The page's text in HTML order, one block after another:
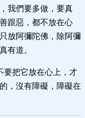
我們要多做，要真
跟惡，都不放在心
放阿彌陀佛，除阿彌
有道。
要把它放在心上，才
，沒有障礙，障礙在